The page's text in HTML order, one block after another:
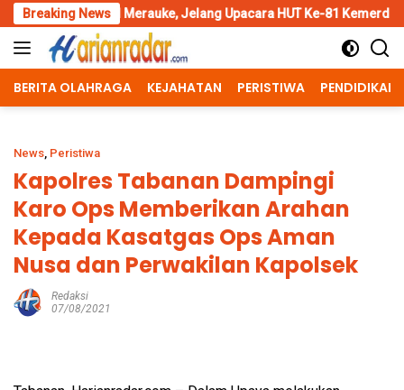
Skip
to
content
Breaking News
Jelang Upacara HUT Ke-81 Kemerdekaan RI
BERITA OLAHRAGA KEJAHATAN PERISTIWA PENDIDIKAN
News, Peristiwa
Kapolres Tabanan Dampingi
Karo Ops Memberikan Arahan
Kepada Kasatgas Ops Aman
Nusa dan Perwakilan Kapolsek
Redaksi
07/08/2021